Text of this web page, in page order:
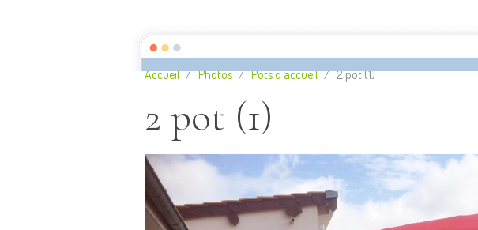
Camping municipal LES AILLOTS
Accueil Photos Pots d'accueil 2 pot (1)
2 pot (1)